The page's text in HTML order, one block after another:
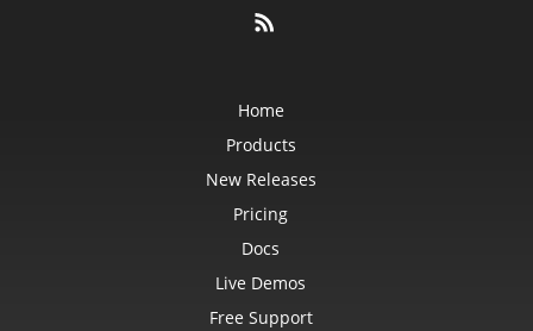
Home
Products
New Releases
Pricing
Docs
Live Demos
Free Support